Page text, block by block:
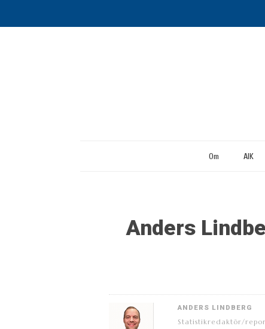
Om AIK
Anders
ANDERS LINDBERG
Statistikredaktör/